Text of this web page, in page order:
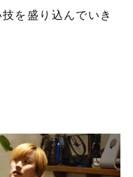
を盛り込んでいき